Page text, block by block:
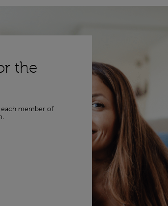
the
member of